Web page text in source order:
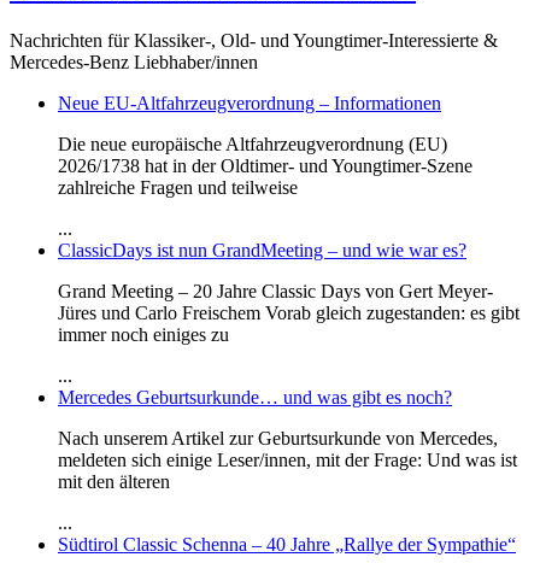
Nachrichten für Klassiker-, Old- und Youngtimer-Interessierte &
Mercedes-Benz Liebhaber/innen
Neue EU-Altfahrzeugverordnung – Informationen
Die neue europäische Altfahrzeugverordnung (EU)
2026/1738 hat in der Oldtimer- und Youngtimer-Szene
zahlreiche Fragen und teilweise
...
ClassicDays ist nun GrandMeeting – und wie war es?
Grand Meeting – 20 Jahre Classic Days von Gert Meyer-
Jüres und Carlo Freischem Vorab gleich zugestanden: es gibt
immer noch einiges zu
...
Mercedes Geburtsurkunde… und was gibt es noch?
Nach unserem Artikel zur Geburtsurkunde von Mercedes,
meldeten sich einige Leser/innen, mit der Frage: Und was ist
mit den älteren
...
Südtirol Classic Schenna – 40 Jahre „Rallye der Sympathie“